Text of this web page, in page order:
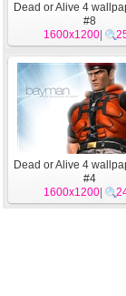
Dead or Alive 4
#8
1600x1200
Dead or Alive 4
#4
1600x1200